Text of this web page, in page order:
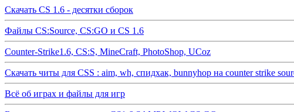
Скачать CS 1.6 - десятки сборок
Файлы CS:Source, CS:GO и CS 1.6
Counter-Strike1.6, CS:S, MineCraft, PhotoShop, UCoz
Скачать читы для CSS : aim, wh, спидхак, bunnyhop на counter strike
Всё об играх и файлы для игр